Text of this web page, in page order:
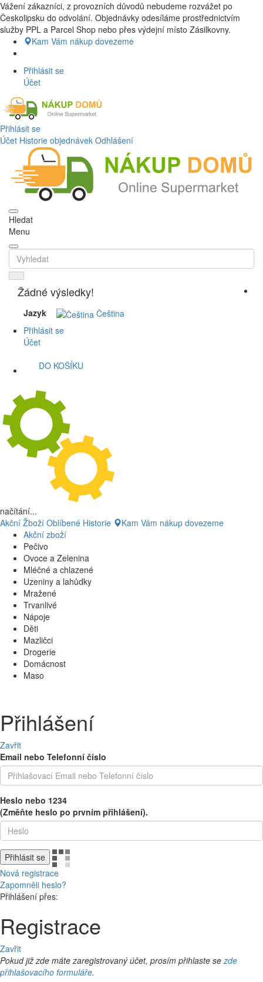
Nákup Potraviny domů, Nákup potraviny online, Čerstvé potraviny
dovezeme až k vašim dveřím. Česká lípa a okolí doprava zdarma.
Nakupdomu.cz
Vážení zákazníci, z provozních důvodů nebudeme rozvážet po
Českolipsku do odvolání. Objednávky odesíláme prostřednictvím
služby PPL a Parcel Shop nebo přes výdejní místo Zásilkovny.
Kam Vám nákup dovezeme
Přihlásit se
Účet
Přihlásit se
Účet Historie objednávek Odhlášení
Hledat
Menu
Žádné výsledky!
Jazyk
Čeština
Přihlásit se
Účet
DO KOŠÍKU
načítání...
Akční Žboží Oblíbené Historie
Kam Vám nákup dovezeme
Akční zboží
Pečivo
Ovoce a Zelenina
Mléčné a chlazené
Uzeniny a lahůdky
Mražené
Trvanlivé
Nápoje
Děti
Mazličci
Drogerie
Domácnost
Maso
Přihlášení
Zavřit
Email nebo Telefonní číslo
Heslo nebo 1234
(Změňte heslo po prvním přihlášení).
Přihlásit se
Nová registrace
Zapomněli heslo?
Přihlášení přes:
Registrace
Zavřit
Pokud již zde máte zaregistrovaný účet, prosím přihlaste se zde
přihlašovacího formuláře.